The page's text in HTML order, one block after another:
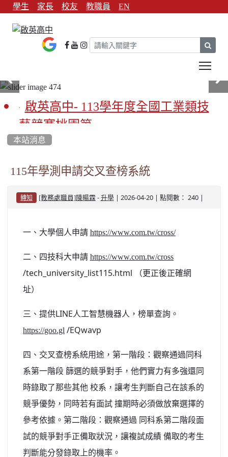
學生 家長 校友 教職員 EN
啟英高中- 113學年度全國工業類技
藝競賽桃園第一
啟英高中-113學年全國學生家事類技
藝競賽榮獲1支金手獎3支優勝
第一
餐飲管理科桃園第一、資料處理科
啟英高中-汽車科榮耀桃園
啟英高中-時尚科桃園第一
本站消息
115年學測申請交叉查榜系統
轉知 [教務處職員]陳暘霖 - 升學 | 2026-04-20 | 點閱數： 240 |
一、大學個人申請 https://www.com.tw/cross/
二、四技科大申請 https://www.com.tw/cross
/tech_university_list115.html （更正後正確網
址）
三、提供LINE人工智慧機器人，榜單查詢。
https://goo.gl /EQwavp
四、交叉查榜系統用途，第一階段：觀察通過同科
系第一階段 篩選的競爭對手，他們實力有多強還同
時錄取了那些其他 校系，讓考生判斷自己在該系的
競爭優勢，同時若有面試 撞期時必須做放棄選擇的
參考依據。第二階段：觀察通過 同科系第二階段面
試的競爭對手正備取狀況，讓複試成績 備取的考生
判斷能分發錄取上的機率。